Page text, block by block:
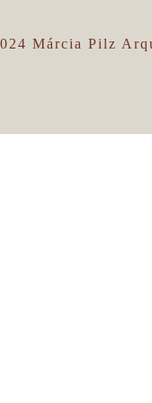
Márcia Pilz